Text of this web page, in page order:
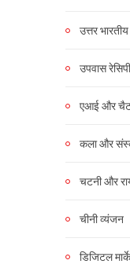
उत्तर
उपवास
एआई और
कला और
चटनी और
चीनी व्यंजन
डिजिटल